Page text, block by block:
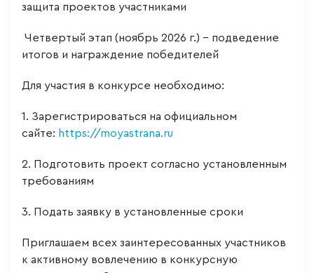
защита проектов участниками
Четвертый этап (ноябрь 2026 г.) - подведение
итогов и награждение победителей
Для участия в конкурсе необходимо:
1. Зарегистрироваться на официальном
сайте: https://moyastrana.ru
2. Подготовить проект согласно установленным
требованиям
3. Подать заявку в установленные сроки
Приглашаем всех заинтересованных участников
к активному вовлечению в конкурсную